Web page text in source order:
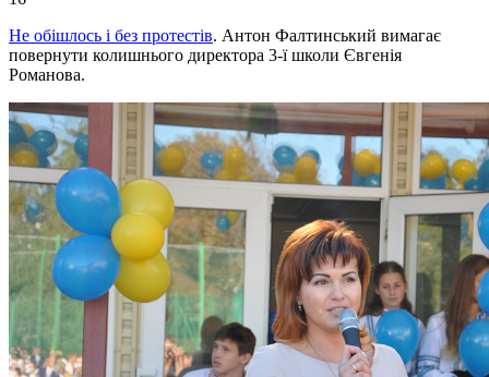
Не обішлось і без протестів. Антон Фалтинський вимагає
повернути колишнього директора 3-ї школи Євгенія
Романова.